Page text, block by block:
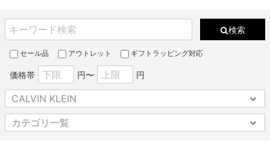
検索
セール品 アウトレット ギフトラッピング対応
価格帯 円〜 円